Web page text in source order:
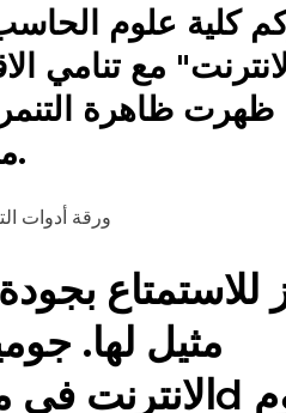
كلية علوم
مع تنامي
ظهرت ظاهرة التنمر
معالجة هذه الظاهرة و القضاء عليها.
ورقة أدوات